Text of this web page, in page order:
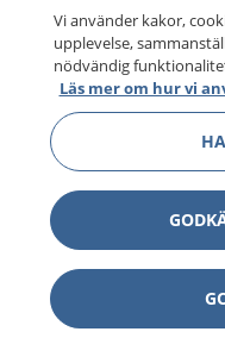
Vi använder kakor,
upplevelse,
nödvändig
Läs mer om hur vi